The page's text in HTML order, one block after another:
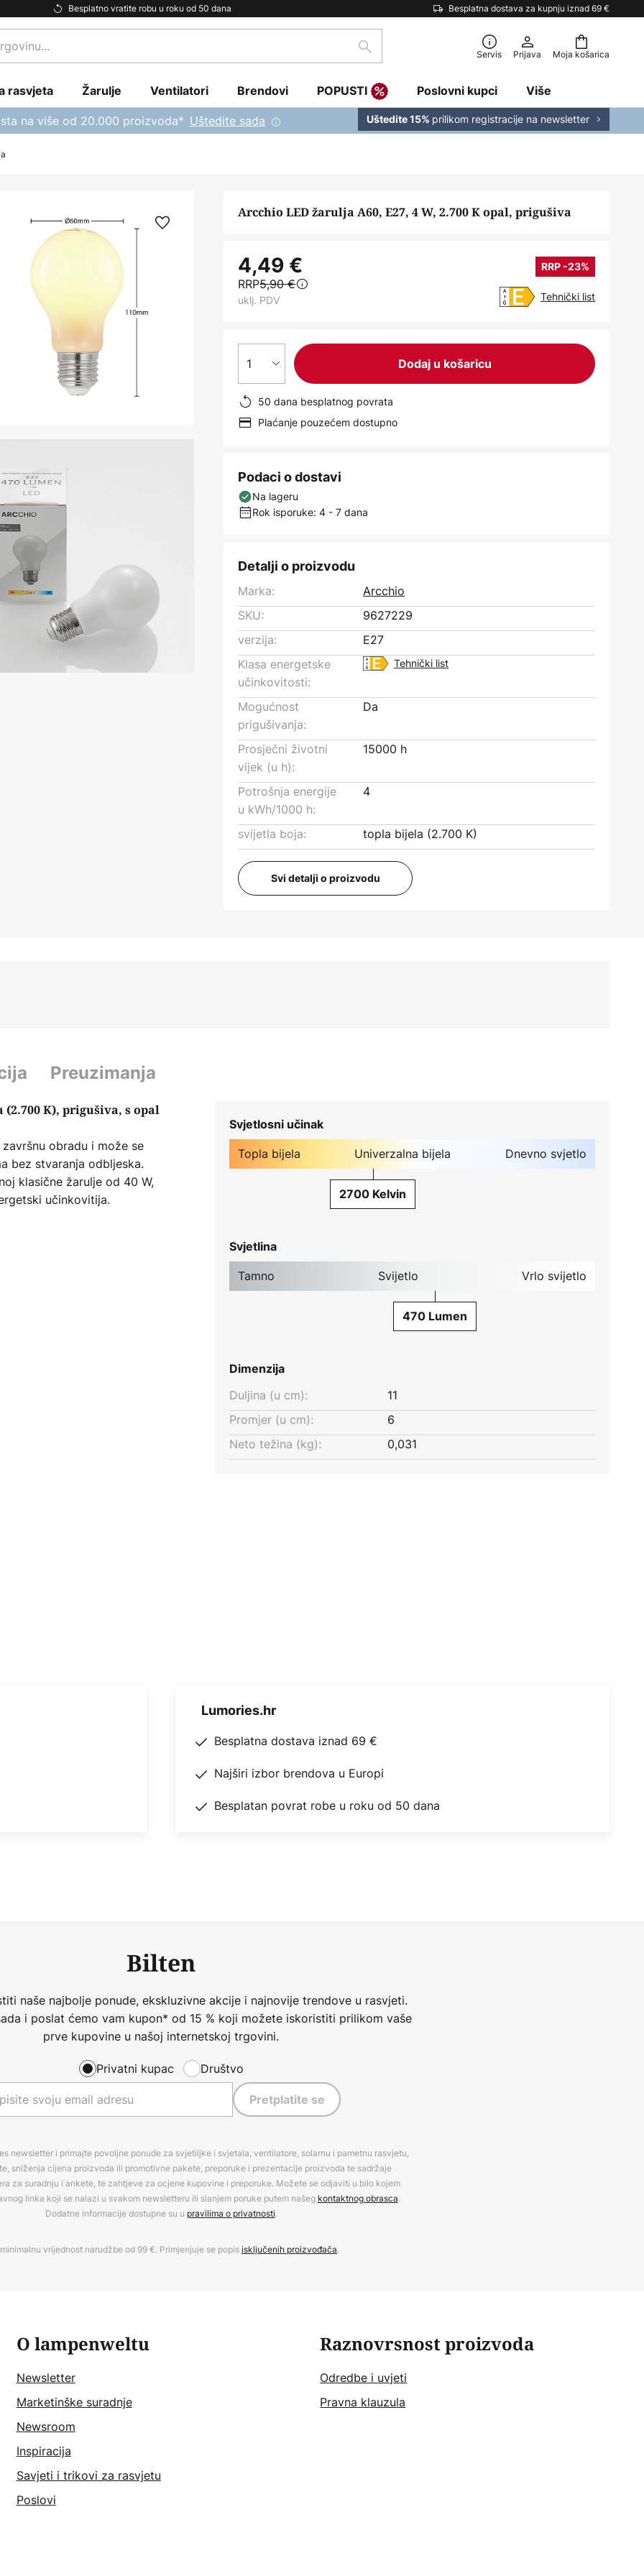
Besplatno vratite robu u roku od 50 dana Besplatna dostava za kupnju iznad 69 €
Moja košarica
traži Servis Prijava
rasvjeta Žarulje Ventilatori Brendovi POPUSTI Poslovni kupci Više
na više od 20.000 proizvoda* Uštedite sada Uštedite 15% prilikom registracije na newsletter
Arcchio LED žarulja A60, E27, 4 W, 2.700 K opal, prigušiva
4,49 € RRP -23%
RRP5,90 €
uklj. PDV Tehnički list
1 Dodaj u košaricu
50 dana besplatnog povrata
Plaćanje pouzećem dostupno
Podaci o dostavi
Na lageru
Rok isporuke: 4 - 7 dana
Detalji o proizvodu
Marka:
Arcchio
SKU:
9627229
verzija:
E27
Klasa energetske
učinkovitosti:
Tehnički list
Mogućnost
prigušivanja:
Da
Prosječni životni
vijek (u h):
15000 h
Potrošnja energije
u kWh/1000 h:
4
svijetla boja: topla bijela (2.700 K)
Svi detalji o proizvodu
Preuzimanja
K), prigušiva, s opal
obradu i može se
bez stvaranja odbljeska.
klasične žarulje od 40 W,
učinkovitija.
svjetla
Svjetlosni učinak
Topla bijela Univerzalna bijela Dnevno svjetlo
2700 Kelvin
Svjetlina
Tamno Svijetlo Vrlo svijetlo
470 Lumen
Dimenzija
Duljina (u cm):
11
Promjer (u cm):
6
Neto težina (kg):
0,031
Lumories.hr
Besplatna dostava iznad 69 €
Najširi izbor brendova u Europi
Besplatan povrat robe u roku od 50 dana
Bilten
naše najbolje ponude, ekskluzivne akcije i najnovije trendove u rasvjeti.
i poslat ćemo vam kupon* od 15 % koji možete iskoristiti prilikom vaše
prve kupovine u našoj internetskoj trgovini.
Privatni kupac Društvo
Pretplatite se
newsletter i primajte povoljne ponude za svjetiljke i svjetala, ventilatore, solarnu i pametnu rasvjetu,
sniženja cijena proizvoda ili promotivne pakete, preporuke i prezentacije proizvoda te sadržaje
za suradnju i ankete, te zahtjeve za ocjene kupovine i preporuke. Možete se odjaviti u bilo kojem
linka koji se nalazi u svakom newsletteru ili slanjem poruke putem našeg kontaktnog obrasca.
Dodatne informacije dostupne su u pravilima o privatnosti.
vrijednost narudžbe od 99 €. Primjenjuje se popisisključenih proizvođača.
O lampenweltu
Newsletter
Marketinške suradnje
Newsroom
Inspiracija
Savjeti i trikovi za rasvjetu
Poslovi
Raznovrsnost proizvoda
Odredbe i uvjeti
Pravna klauzula